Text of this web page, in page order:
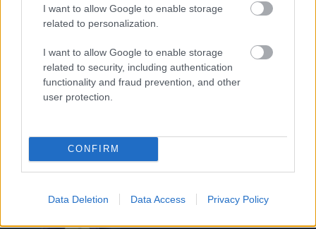
I want to allow Google to enable storage
related to personalization.
I want to allow Google to enable storage
related to security, including authentication
functionality and fraud prevention, and other
user protection.
CONFIRM
Data Deletion Data Access Privacy Policy
GIGGS: CARRICK ÚJRA
"IZGALOMBA" HOZTA A
MELYIK EGYKORI UNITED
LAMMENS?